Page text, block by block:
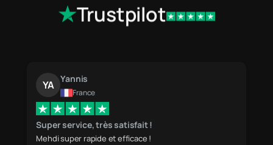
Trustpilot
very good service highly recommend.
very good service highly recommend.. fast